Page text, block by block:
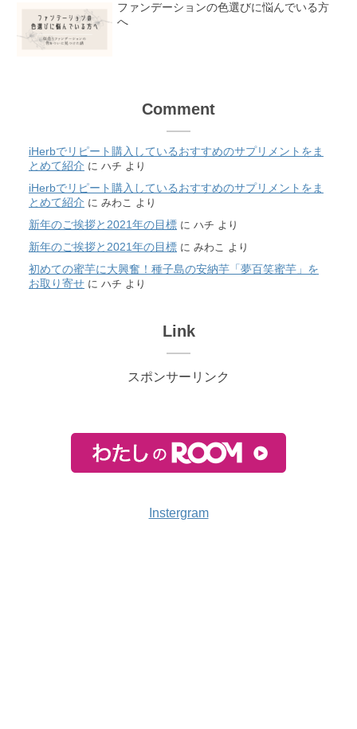
ファンデーションの色選びに悩んでいる方
へ
Comment
iHerbでリピート購入しているおすすめのサプリメントをま
とめて紹介 に ハチ より
iHerbでリピート購入しているおすすめのサプリメントをま
とめて紹介 に みわこ より
新年のご挨拶と2021年の目標 に ハチ より
新年のご挨拶と2021年の目標 に みわこ より
初めての蜜芋に大興奮！種子島の安納芋「夢百笑蜜芋」を
お取り寄せ に ハチ より
Link
スポンサーリンク
Instergram